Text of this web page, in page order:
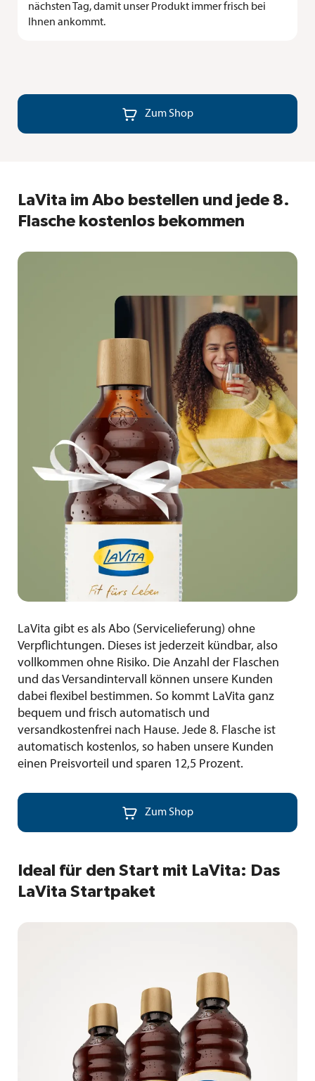
nächsten Tag, damit unser Produkt immer frisch bei
Ihnen ankommt.
 Zum Shop
LaVita im Abo bestellen und jede 8.
Flasche kostenlos bekommen
LaVita gibt es als Abo (Servicelieferung) ohne
Verpflichtungen. Dieses ist jederzeit kündbar, also
vollkommen ohne Risiko. Die Anzahl der Flaschen
und das Versandintervall können unsere Kunden
dabei flexibel bestimmen. So kommt LaVita ganz
bequem und frisch automatisch und
versandkostenfrei nach Hause. Jede 8. Flasche ist
automatisch kostenlos, so haben unsere Kunden
einen Preisvorteil und sparen 12,5 Prozent.
 Zum Shop
Ideal für den Start mit LaVita: Das
LaVita Startpaket